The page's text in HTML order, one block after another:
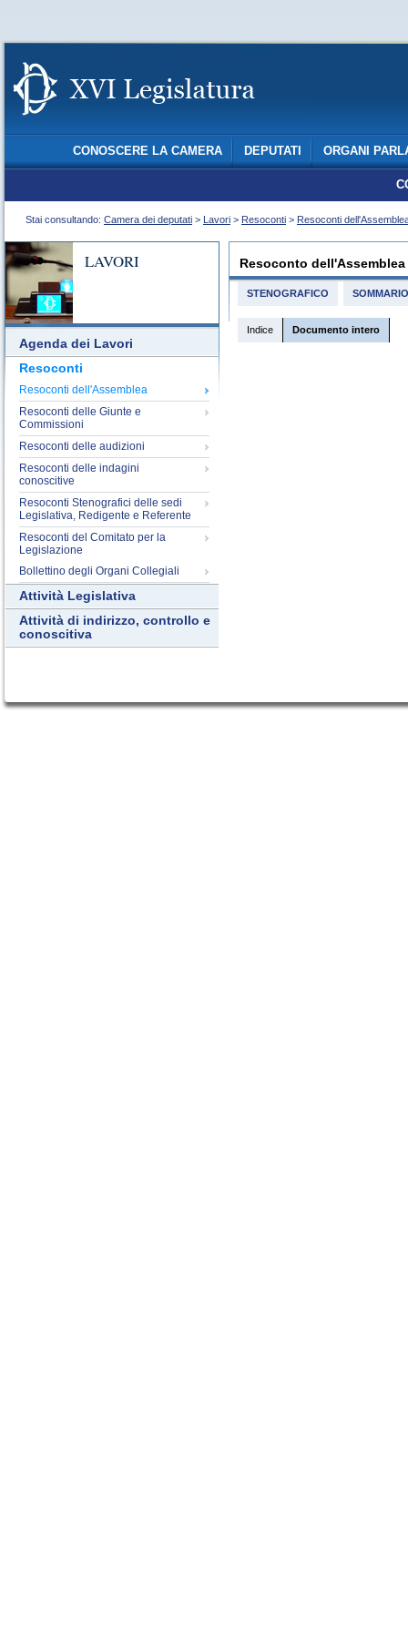
CONOSCERE LA CAMERA DEPUTATI ORGANI
Stai consultando: Camera dei deputati > Lavori > Resoconti > Resoconti
LAVORI
Agenda dei Lavori
Resoconti
Resoconti dell'Assemblea
Resoconti delle Giunte e
Commissioni
Resoconti delle audizioni
Resoconti delle indagini
conoscitive
Resoconti Stenografici delle sedi
Legislativa, Redigente e Referente
Resoconti del Comitato per la
Legislazione
Bollettino degli Organi Collegiali
Attività Legislativa
Attività di indirizzo, controllo e
conoscitiva
Resoconto dell'Assemblea
STENOGRAFICO SOMMARIO
Indice Documento intero